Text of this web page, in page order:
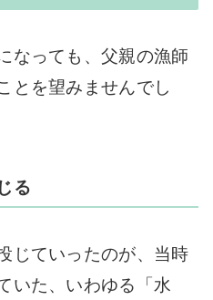
なっても、父親の漁師
とを望みませんでし
る
じていったのが、当時
いた、いわゆる「水